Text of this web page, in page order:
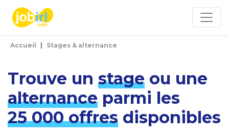
Accueil Stages & alternance
Trouve un stage ou une
alternance parmi les
25 000 offres disponibles
Panneau de gestion des cookies